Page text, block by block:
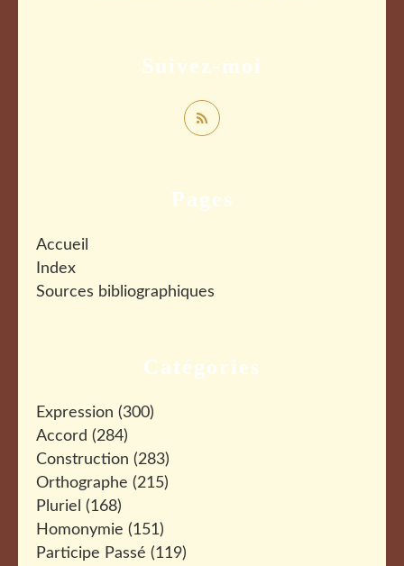
Catégories
Expression (300)
Accord (284)
Construction (283)
Orthographe (215)
Pluriel (168)
Homonymie (151)
Participe Passé (119)
Pages
Accueil
Index
Sources bibliographiques
Suivez-moi